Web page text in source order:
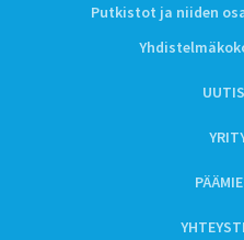
Putkistot ja niiden